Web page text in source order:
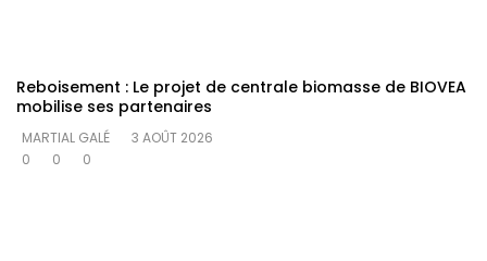
Reboisement : Le projet de centrale biomasse de BIOVEA
mobilise ses partenaires
MARTIAL GALÉ
3 AOÛT 2026
0
0 0